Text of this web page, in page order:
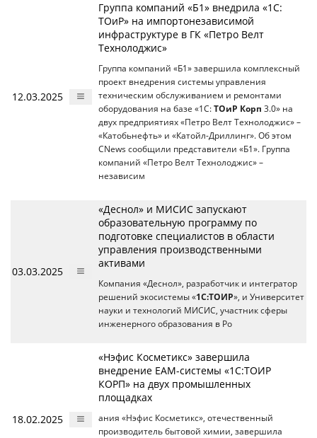
12.03.2025
Группа компаний «Б1» внедрила «1С:
ТОиР» на импортонезависимой
инфраструктуре в ГК «Петро Велт
Технолоджис»
Группа компаний «Б1» завершила комплексный
проект внедрения системы управления
техническим обслуживанием и ремонтами
оборудования на базе «1С: ТОиР Корп 3.0» на
двух предприятиях «Петро Велт Технолоджис» –
«Катобьнефть» и «Катойл-Дриллинг». Об этом
CNews сообщили представители «Б1». Группа
компаний «Петро Велт Технолоджис» –
независим
03.03.2025
«Деснол» и МИСИС запускают
образовательную программу по
подготовке специалистов в области
управления производственными
активами
Компания «Деснол», разработчик и интегратор
решений экосистемы «1С:ТОИР», и Университет
науки и технологий МИСИС, участник сферы
инженерного образования в Ро
18.02.2025
«Нэфис Косметикс» завершила
внедрение EAM-системы «1С:ТОИР
КОРП» на двух промышленных
площадках
ания «Нэфис Косметикс», отечественный
производитель бытовой химии, завершила